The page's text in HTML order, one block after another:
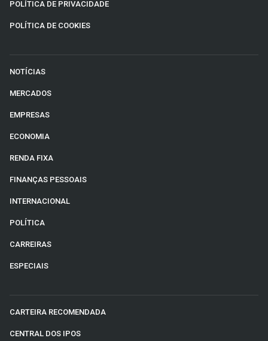
POLÍTICA DE PRIVACIDADE
POLÍTICA DE COOKIES
NOTÍCIAS
MERCADOS
EMPRESAS
ECONOMIA
RENDA FIXA
FINANÇAS PESSOAIS
INTERNACIONAL
POLÍTICA
CARREIRAS
ESPECIAIS
CARTEIRA RECOMENDADA
CENTRAL DOS IPOS